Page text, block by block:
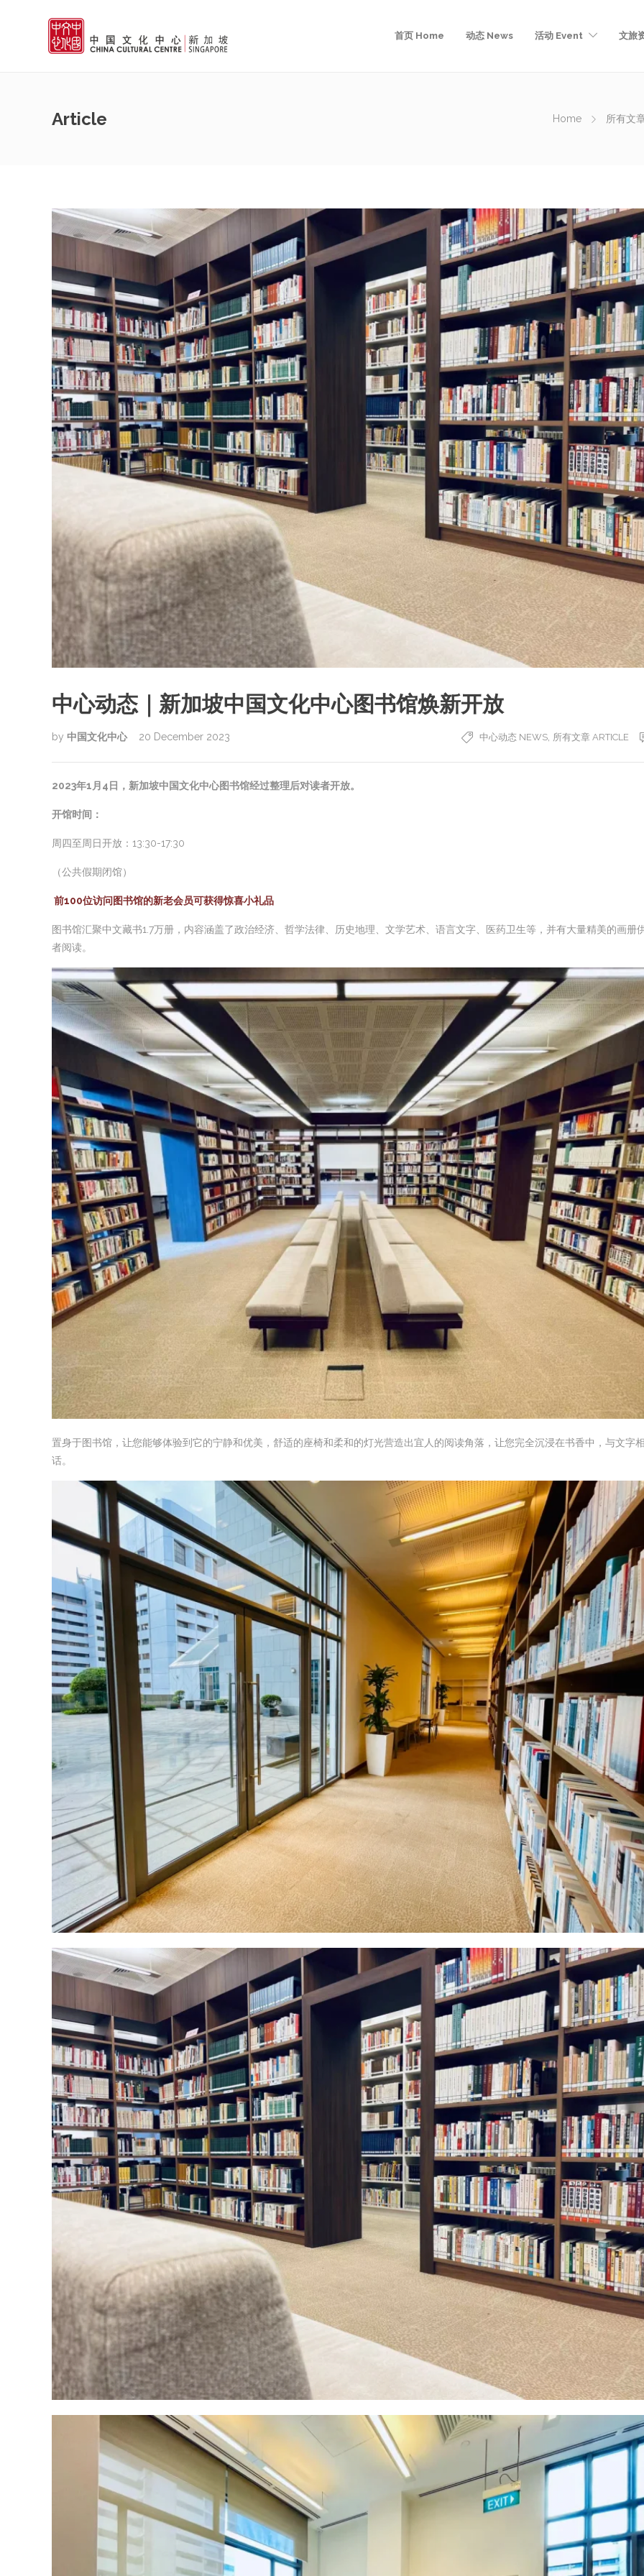
首页 Home 动态 News 活动 Event 文旅
Article Home 所有文
中心动态｜新加坡中国文化中心图书馆焕新开放
by 中国文化中心 20 December 2023 中心动态 NEWS 所有文章 ARTICLE
2023年1月4日，新加坡中国文化中心图书馆经过整理后对读者开放。
开馆时间：
周四至周日开放：13:30-17:30
（公共假期闭馆）
前100位访问图书馆的新老会员可获得惊喜小礼品
图书馆汇聚中文藏书1.7万册，内容涵盖了政治经济、哲学法律、历史地理、文学艺术、语言文字、医药卫生等，并有大量精美的画册
者阅读。
置身于图书馆，让您能够体验到它的宁静和优美，舒适的座椅和柔和的灯光营造出宜人的阅读角落，让您完全沉浸在书香中，与文字
话。